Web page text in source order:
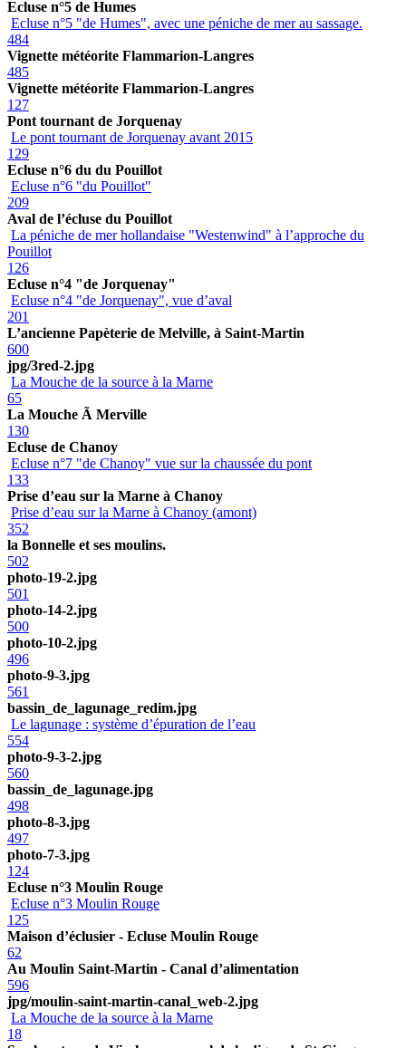
Ecluse n°5 de Humes
Ecluse n°5 "de Humes", avec une péniche de mer au sassage.
484
Vignette météorite Flammarion-Langres
485
Vignette météorite Flammarion-Langres
127
Pont tournant de Jorquenay
Le pont tournant de Jorquenay avant 2015
129
Ecluse n°6 du du Pouillot
Ecluse n°6 "du Pouillot"
209
Aval de l’écluse du Pouillot
La péniche de mer hollandaise "Westenwind" à l’approche du
Pouillot
126
Ecluse n°4 "de Jorquenay"
Ecluse n°4 "de Jorquenay", vue d’aval
201
L’ancienne Papèterie de Melville, à Saint-Martin
600
jpg/3red-2.jpg
La Mouche de la source à la Marne
65
La Mouche Ã Merville
130
Ecluse de Chanoy
Ecluse n°7 "de Chanoy" vue sur la chaussée du pont
133
Prise d’eau sur la Marne à Chanoy
Prise d’eau sur la Marne à Chanoy (amont)
352
la Bonnelle et ses moulins.
502
photo-19-2.jpg
501
photo-14-2.jpg
500
photo-10-2.jpg
496
photo-9-3.jpg
561
bassin_de_lagunage_redim.jpg
Le lagunage : système d’épuration de l’eau
554
photo-9-3-2.jpg
560
bassin_de_lagunage.jpg
498
photo-8-3.jpg
497
photo-7-3.jpg
124
Ecluse n°3 Moulin Rouge
Ecluse n°3 Moulin Rouge
125
Maison d’éclusier - Ecluse Moulin Rouge
62
Au Moulin Saint-Martin - Canal d’alimentation
596
jpg/moulin-saint-martin-canal_web-2.jpg
La Mouche de la source à la Marne
18